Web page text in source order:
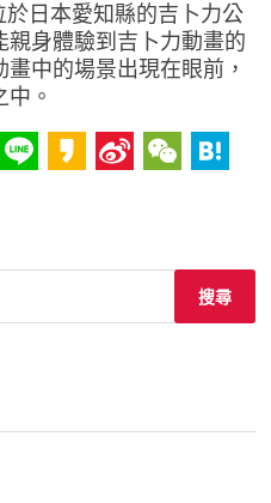
日本愛知縣的吉卜力公
親身體驗到吉卜力動畫的
中的場景出現在眼前，
。